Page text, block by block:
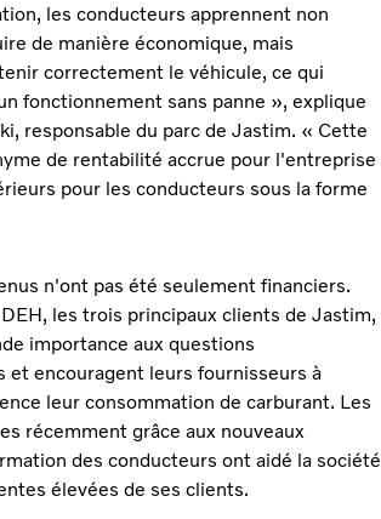
les conducteurs apprennent non
de manière économique, mais
correctement le véhicule, ce qui
fonctionnement sans panne », explique
responsable du parc de Jastim. « Cette
de rentabilité accrue pour l'entreprise
pour les conducteurs sous la forme
n'ont pas été seulement financiers.
les trois principaux clients de Jastim,
importance aux questions
et encouragent leurs fournisseurs à
leur consommation de carburant. Les
récemment grâce aux nouveaux
des conducteurs ont aidé la société
élevées de ses clients.